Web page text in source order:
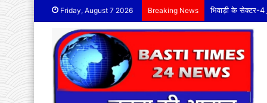
Friday, August 7 2026 Breaking News भिवाड़ी के सेक्टर-4